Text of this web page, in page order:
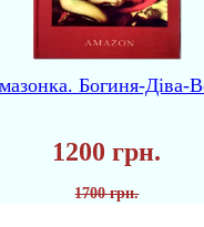
Богиня-Діва-
1200 грн.
1700 грн.